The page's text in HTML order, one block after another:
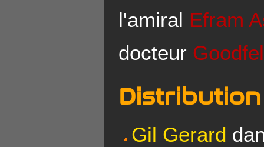
l'amiral Efram
docteur
Gil Gerard